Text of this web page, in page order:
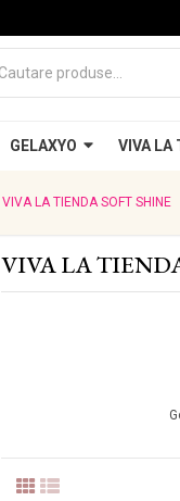
GELAXYO VIVA LA
VIVA LA TIENDA SOFT SHINE
VIVA LA